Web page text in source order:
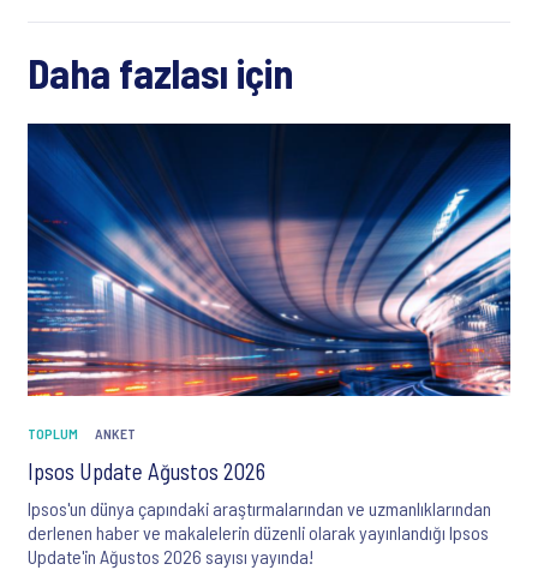
Daha fazlası için
TOPLUM ANKET
Ipsos Update Ağustos 2026
Ipsos'un dünya çapındaki araştırmalarından ve uzmanlıklarından
derlenen haber ve makalelerin düzenli olarak yayınlandığı Ipsos
Update'in Ağustos 2026 sayısı yayında!